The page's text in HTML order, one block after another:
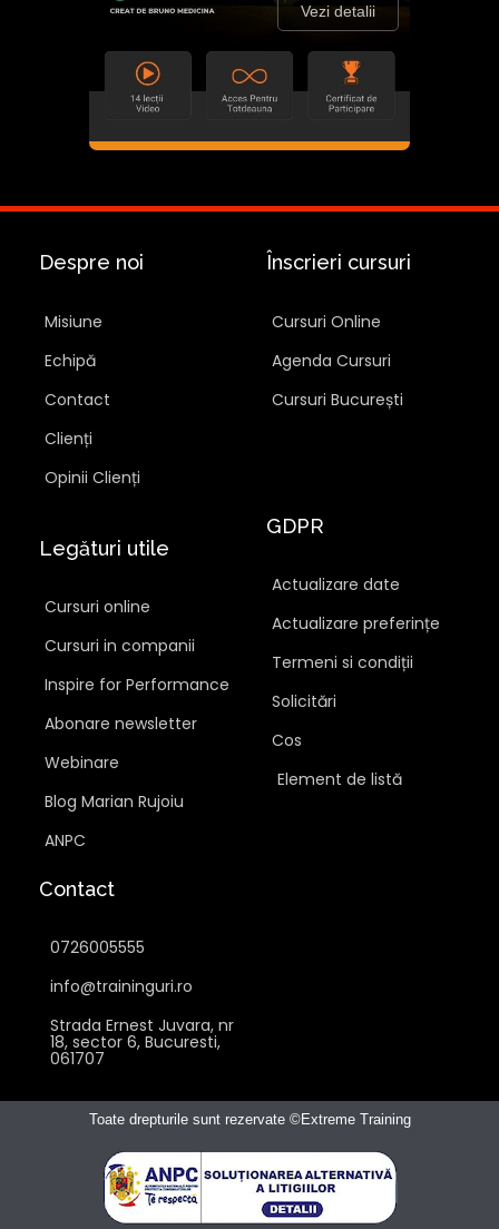
Vezi detalii
Despre noi
Misiune
Echipă
Contact
Clienți
Opinii Clienți
Înscrieri cursuri
Cursuri Online
Agenda Cursuri
Cursuri București
Legături utile
Cursuri online
Cursuri in companii
Inspire for Performance
Abonare newsletter
Webinare
Blog Marian Rujoiu
ANPC
GDPR
Actualizare date
Actualizare preferințe
Termeni si condiții
Solicitări
Cos
Element de listă
Contact
0726005555
info@traininguri.ro
Strada Ernest Juvara, nr
18, sector 6, Bucuresti,
061707
Toate drepturile sunt rezervate ©Extreme Training